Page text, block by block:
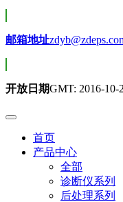
邮箱地址
开放日期GMT: 2016-10-
首页
产品中心
全部
诊断仪系列
后处理系列